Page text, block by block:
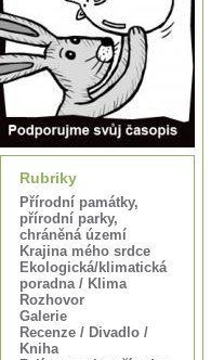
Rubriky
Přírodní památky,
přírodní parky,
chráněná území
Krajina mého srdce
Ekologická/klimatická
poradna / Klima
Rozhovor
Galerie
Recenze / Divadlo /
Kniha